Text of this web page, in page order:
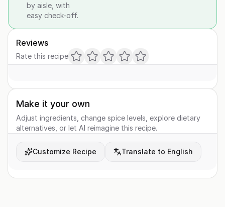
by aisle, with
easy check-off.
Reviews
Rate this recipe
Make it your own
Adjust ingredients, change spice levels, explore dietary
alternatives, or let AI reimagine this recipe.
Customize Recipe Translate to English